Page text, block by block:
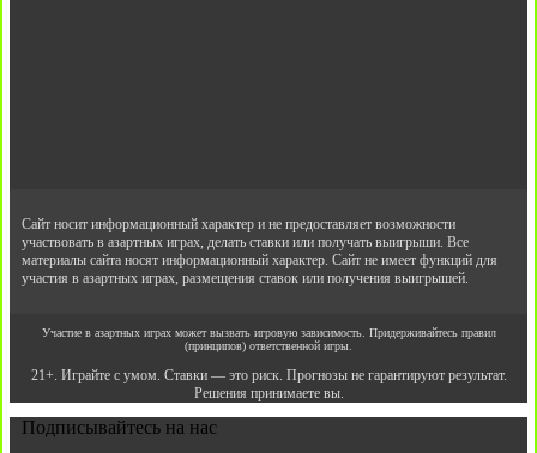
Сайт носит информационный характер и не предоставляет возможности
участвовать в азартных играх, делать ставки или получать выигрыши. Все
материалы сайта носят информационный характер. Сайт не имеет функций для
участия в азартных играх, размещения ставок или получения выигрышей.
Участие в азартных играх может вызвать игровую зависимость. Придерживайтесь правил
(принципов) ответственной игры.
21+. Играйте с умом. Ставки — это риск. Прогнозы не гарантируют результат.
Решения принимаете вы.
Подписывайтесь на нас